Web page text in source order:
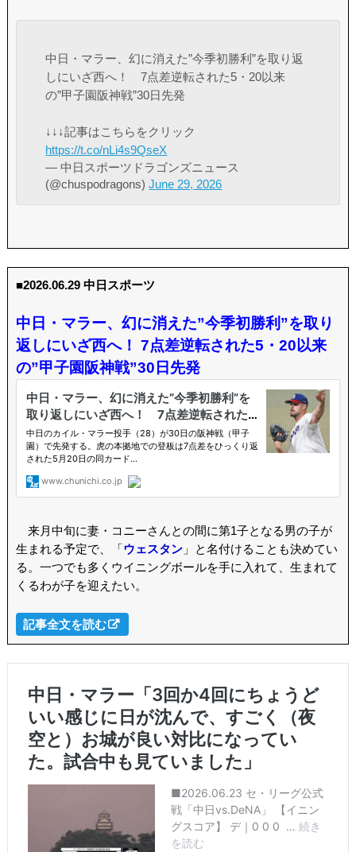
中日・マラー、幻に消えた”今季初勝利”を取り返
しにいざ西へ！ 7点差逆転された5・20以来
の”甲子園阪神戦”30日先発
↓↓↓記事はこちらをクリック
https://t.co/nLi4s9QseX
— 中日スポーツドラゴンズニュース
(@chuspodragons)June 29, 2026
■2026.06.29 中日スポーツ
中日・マラー、幻に消えた”今季初勝利”を取り
返しにいざ西へ！ 7点差逆転された5・20以来
の”甲子園阪神戦”30日先発
来月中旬に妻・コニーさんとの間に第1子となる男の子が
生まれる予定で、「ウェスタン」と名付けることも決めてい
る。一つでも多くウイニングボールを手に入れて、生まれて
くるわが子を迎えたい。
記事全文を読む